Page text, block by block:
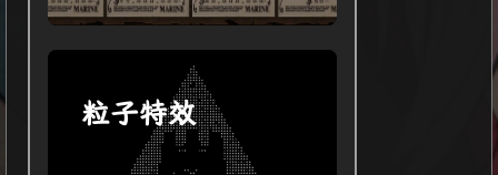
粒子特效